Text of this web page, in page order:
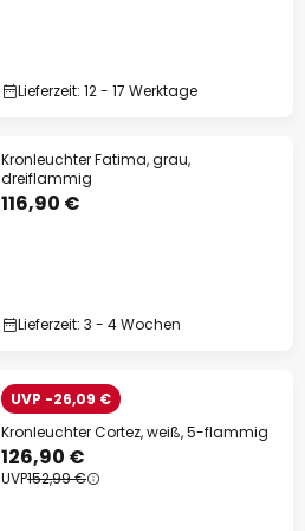
Lieferzeit: 12 - 17 Werktage
Kronleuchter Fatima, grau,
dreiflammig
116,90 €
Lieferzeit: 3 - 4 Wochen
UVP -26,09 €
Kronleuchter Cortez, weiß, 5-flammig
126,90 €
UVP152,99 €